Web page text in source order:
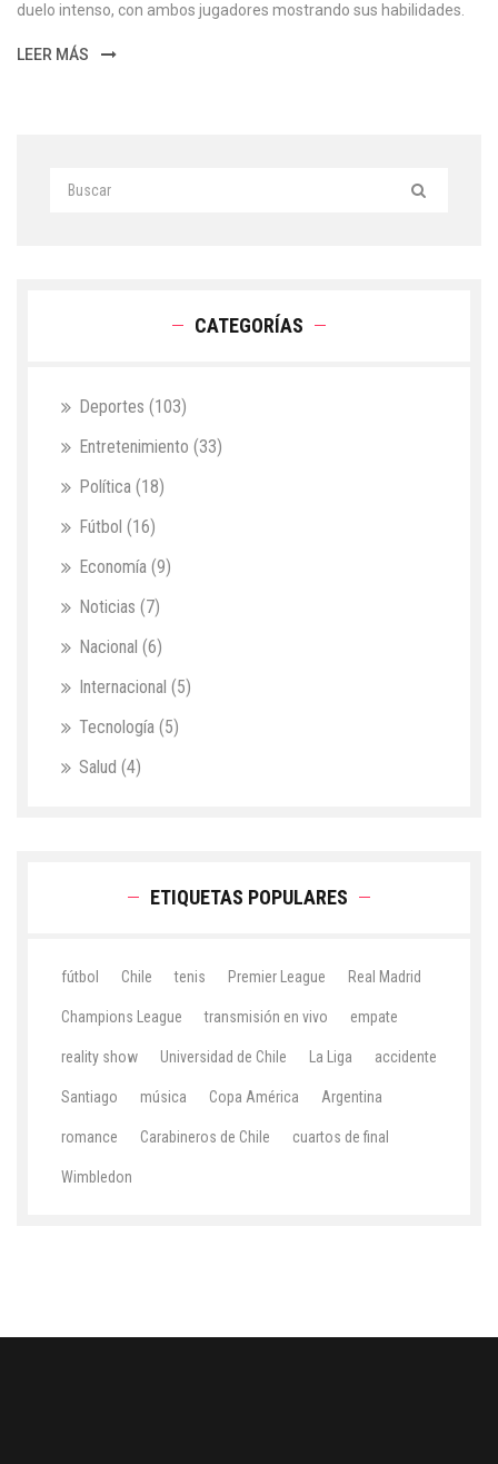
duelo intenso, con ambos jugadores mostrando sus habilidades.
LEER MÁS
CATEGORÍAS
Deportes (103)
Entretenimiento (33)
Política (18)
Fútbol (16)
Economía (9)
Noticias (7)
Nacional (6)
Internacional (5)
Tecnología (5)
Salud (4)
ETIQUETAS POPULARES
fútbol Chile tenis Premier League Real Madrid
Champions League transmisión en vivo empate
reality show Universidad de Chile La Liga accidente
Santiago música Copa América Argentina
romance Carabineros de Chile cuartos de final
Wimbledon